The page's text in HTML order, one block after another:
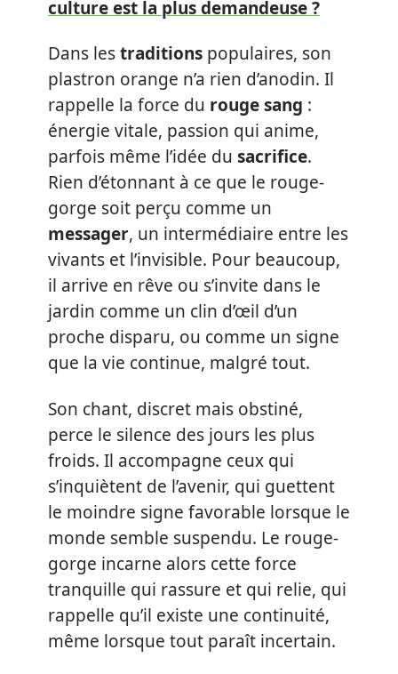
culture est la plus demandeuse ?
Dans lestraditions populaires, son
plastron orange n’a rien d’anodin. Il
rappelle la force du rouge sang :
énergie vitale, passion qui anime,
parfois même l’idée du sacrifice.
Rien d’étonnant à ce que le rouge-
gorge soit perçu comme un
messager, un intermédiaire entre les
vivants et l’invisible. Pour beaucoup,
il arrive en rêve ou s’invite dans le
jardin comme un clin d’œil d’un
proche disparu, ou comme un signe
que la vie continue, malgré tout.
Son chant, discret mais obstiné,
perce le silence des jours les plus
froids. Il accompagne ceux qui
s’inquiètent de l’avenir, qui guettent
le moindre signe favorable lorsque le
monde semble suspendu. Le rouge-
gorge incarne alors cette force
tranquille qui rassure et qui relie, qui
rappelle qu’il existe une continuité,
même lorsque tout paraît incertain.